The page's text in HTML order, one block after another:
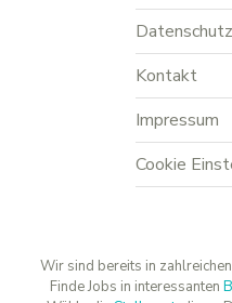
Kontakt
Impressum
Cookie
Wir sind bereits in zahlreichen
Finde Jobs in interessanten